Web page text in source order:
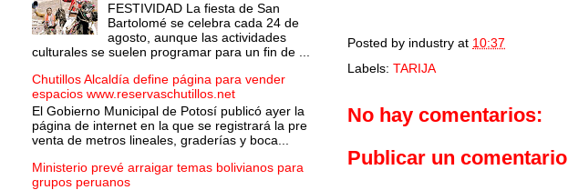
Posted by industry at 10:37
Labels: TARIJA
No hay comentarios:
Publicar un comentario
FESTIVIDAD La fiesta de San
Bartolomé se celebra cada 24 de
agosto, aunque las actividades
culturales se suelen programar para un fin de ...
Chutillos Alcaldía define página para vender
espacios www.reservaschutillos.net
El Gobierno Municipal de Potosí publicó ayer la
página de internet en la que se registrará la pre
venta de metros lineales, graderías y boca...
Ministerio prevé arraigar temas bolivianos para
grupos peruanos